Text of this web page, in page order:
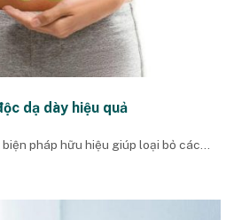
dạ dày hiệu quả
pháp hữu hiệu giúp loại bỏ các...